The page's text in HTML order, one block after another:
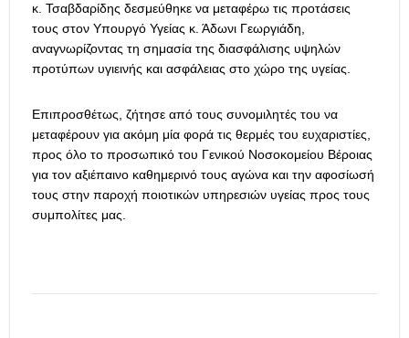
κ. Τσαβδαρίδης δεσμεύθηκε να μεταφέρω τις προτάσεις
τους στον Υπουργό Υγείας κ. Άδωνι Γεωργιάδη,
αναγνωρίζοντας τη σημασία της διασφάλισης υψηλών
προτύπων υγιεινής και ασφάλειας στο χώρο της υγείας.
Επιπροσθέτως, ζήτησε από τους συνομιλητές του να
μεταφέρουν για ακόμη μία φορά τις θερμές του ευχαριστίες,
προς όλο το προσωπικό του Γενικού Νοσοκομείου Βέροιας
για τον αξιέπαινο καθημερινό τους αγώνα και την αφοσίωσή
τους στην παροχή ποιοτικών υπηρεσιών υγείας προς τους
συμπολίτες μας.